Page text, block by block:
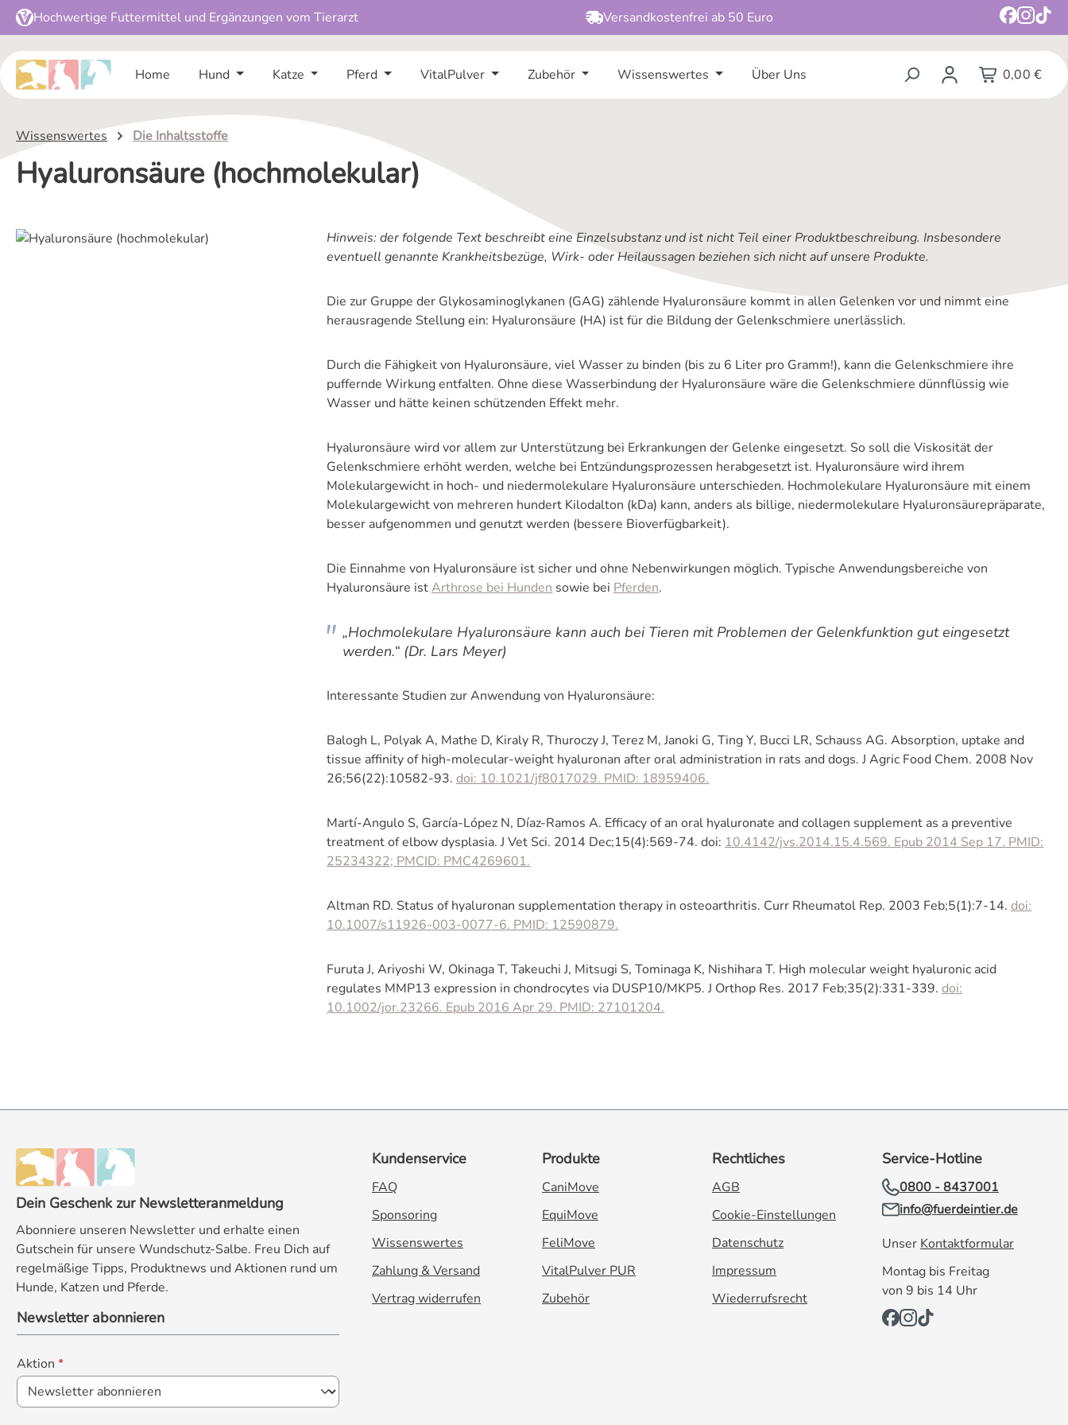
Hauptinhalt springen
Zur Suche springen
Zur Hauptnavigation springen
Hochwertige Futtermittel und Ergänzungen vom Tierarzt Versandkostenfrei ab 50 Euro
Home Hund Katze Pferd VitalPulver Zubehör Wissenswertes Über Uns 0,00 €
Wissenswertes Die Inhaltsstoffe
Hyaluronsäure (hochmolekular)
Hinweis: der folgende Text beschreibt eine Einzelsubstanz und ist nicht Teil einer Produktbeschreibung. Insbesondere
eventuell genannte Krankheitsbezüge, Wirk- oder Heilaussagen beziehen sich nicht auf unsere Produkte.
Die zur Gruppe der Glykosaminoglykanen (GAG) zählende Hyaluronsäure kommt in allen Gelenken vor und nimmt eine
herausragende Stellung ein: Hyaluronsäure (HA) ist für die Bildung der Gelenkschmiere unerlässlich.
Durch die Fähigkeit von Hyaluronsäure, viel Wasser zu binden (bis zu 6 Liter pro Gramm!), kann die Gelenkschmiere ihre
puffernde Wirkung entfalten. Ohne diese Wasserbindung der Hyaluronsäure wäre die Gelenkschmiere dünnflüssig wie
Wasser und hätte keinen schützenden Effekt mehr.
Hyaluronsäure wird vor allem zur Unterstützung bei Erkrankungen der Gelenke eingesetzt. So soll die Viskosität der
Gelenkschmiere erhöht werden, welche bei Entzündungsprozessen herabgesetzt ist. Hyaluronsäure wird ihrem
Molekulargewicht in hoch- und niedermolekulare Hyaluronsäure unterschieden. Hochmolekulare Hyaluronsäure mit einem
Molekulargewicht von mehreren hundert Kilodalton (kDa) kann, anders als billige, niedermolekulare Hyaluronsäurepräparate,
besser aufgenommen und genutzt werden (bessere Bioverfügbarkeit).
Die Einnahme von Hyaluronsäure ist sicher und ohne Nebenwirkungen möglich. Typische Anwendungsbereiche von
Hyaluronsäure istArthrose bei Hunden sowie bei Pferden.
„Hochmolekulare Hyaluronsäure kann auch bei Tieren mit Problemen der Gelenkfunktion gut eingesetzt
werden.“ (Dr. Lars Meyer)
Interessante Studien zur Anwendung von Hyaluronsäure:
Balogh L, Polyak A, Mathe D, Kiraly R, Thuroczy J, Terez M, Janoki G, Ting Y, Bucci LR, Schauss AG. Absorption, uptake and
tissue affinity of high-molecular-weight hyaluronan after oral administration in rats and dogs. J Agric Food Chem. 2008 Nov
26;56(22):10582-93.doi: 10.1021/jf8017029. PMID: 18959406.
Martí-Angulo S, García-López N, Díaz-Ramos A. Efficacy of an oral hyaluronate and collagen supplement as a preventive
treatment of elbow dysplasia. J Vet Sci. 2014 Dec;15(4):569-74. doi: 10.4142/jvs.2014.15.4.569. Epub 2014 Sep 17. PMID:
25234322; PMCID: PMC4269601.
Altman RD. Status of hyaluronan supplementation therapy in osteoarthritis. Curr Rheumatol Rep. 2003 Feb;5(1):7-14.doi:
10.1007/s11926-003-0077-6. PMID: 12590879.
Furuta J, Ariyoshi W, Okinaga T, Takeuchi J, Mitsugi S, Tominaga K, Nishihara T. High molecular weight hyaluronic acid
regulates MMP13 expression in chondrocytes via DUSP10/MKP5. J Orthop Res. 2017 Feb;35(2):331-339.doi:
10.1002/jor.23266. Epub 2016 Apr 29. PMID: 27101204.
Dein Geschenk zur Newsletteranmeldung
Abonniere unseren Newsletter und erhalte einen
Gutschein für unsere Wundschutz-Salbe. Freu Dich auf
regelmäßige Tipps, Produktnews und Aktionen rund um
Hunde, Katzen und Pferde.
Newsletter abonnieren
Aktion *
Kundenservice
FAQ
Sponsoring
Wissenswertes
Zahlung & Versand
Vertrag widerrufen
Produkte
CaniMove
EquiMove
FeliMove
VitalPulver PUR
Zubehör
Rechtliches
AGB
Cookie-Einstellungen
Datenschutz
Impressum
Wiederrufsrecht
Service-Hotline
0800 - 8437001
info@fuerdeintier.de
Unser Kontaktformular
Montag bis Freitag
von 9 bis 14 Uhr